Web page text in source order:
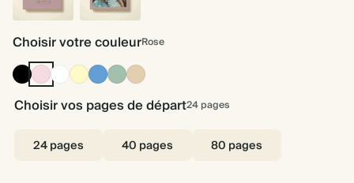
Fête
des
Minimaliste
1
Fête
des
minimaliste
2
Choisir votre couleurRose
Noir
d'encre
Rose BlancJaune
pâle
Bleu
poussière
moyen
Sauge
poudrée
Fauve
Choisir vos pages de départ24pages
24 pages 40 pages 80 pages